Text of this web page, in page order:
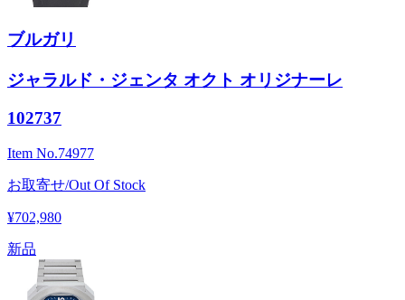
ブルガリ
ジャラルド・ジェンタ オクト オリジナーレ
102737
Item No.74977
お取寄せ/Out Of Stock
¥702,980
新品